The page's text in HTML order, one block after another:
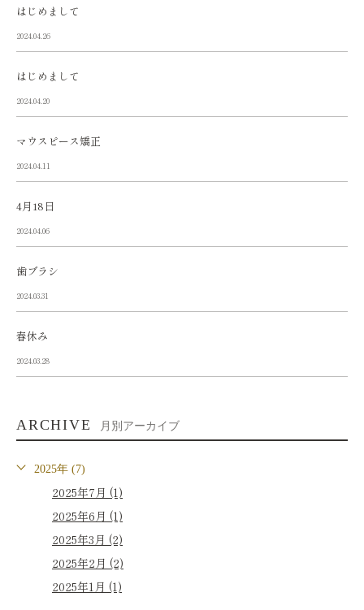
はじめまして
2024.04.26
はじめまして
2024.04.20
マウスピース矯正
2024.04.11
4月18日
2024.04.06
歯ブラシ
2024.03.31
春休み
2024.03.28
ARCHIVE 月別アーカイブ
2025年 (7)
2025年7月 (1)
2025年6月 (1)
2025年3月 (2)
2025年2月 (2)
2025年1月 (1)